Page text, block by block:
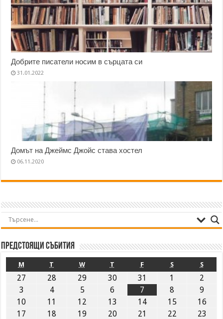
Добрите писатели носим в сърцата си
31.01.2022
Домът на Джеймс Джойс става хостел
06.11.2020
Предстоящи събития
M T W T F S S
27 28 29 30 31 1
2
3
4 5 6 7 8
9
10
11 12 13 14 15
16
17
18 19 20 21 22
23